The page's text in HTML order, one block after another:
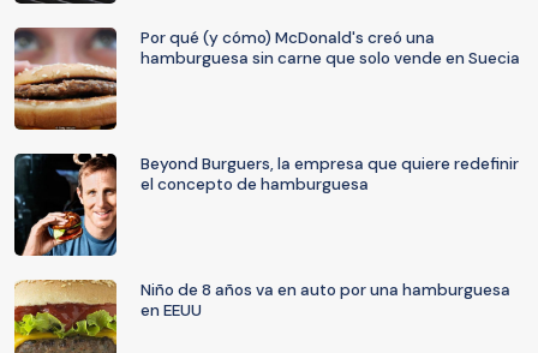
Por qué (y cómo) McDonald's creó una
hamburguesa sin carne que solo vende en Suecia
Beyond Burguers, la empresa que quiere redefinir
el concepto de hamburguesa
Niño de 8 años va en auto por una hamburguesa
en EEUU